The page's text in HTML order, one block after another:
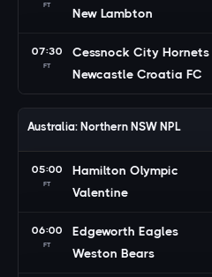
FT
New Lambton
07:30
FT
Cessnock City Hornets
Newcastle Croatia FC
Australia: Northern NSW NPL
05:00
FT
Hamilton Olympic
Valentine
06:00
FT
Edgeworth Eagles
Weston Bears